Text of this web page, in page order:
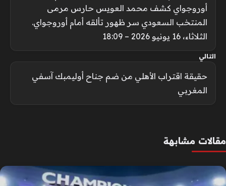
أوروجواي كشف محمد العويس حارس مرمى
المنتخب السعودي سر ظهور تألقه أمام أوروجواي.
الثلاثاء، 16 يونيو 2026 – 18:09
التالي
حقيقة اقتراب الأهلي من ضم جناح أوليمبك آسفي
المغربي
مقالات مشابهة